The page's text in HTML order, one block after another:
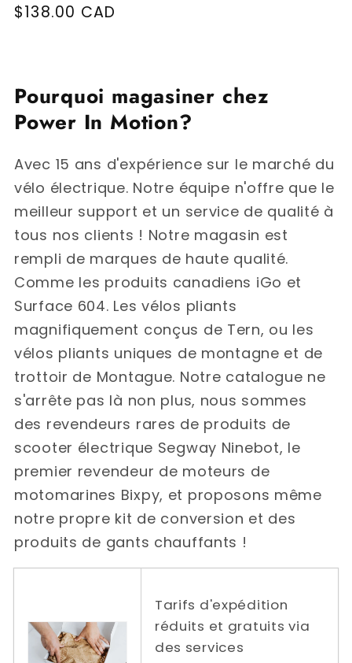
Prix habituel
$138.00 CAD
Pourquoi magasiner chez
Power In Motion?
Avec 15 ans d'expérience sur le marché du
vélo électrique. Notre équipe n'offre que le
meilleur support et un service de qualité à
tous nos clients ! Notre magasin est
rempli de marques de haute qualité.
Comme les produits canadiens iGo et
Surface 604. Les vélos pliants
magnifiquement conçus de Tern, ou les
vélos pliants uniques de montagne et de
trottoir de Montague. Notre catalogue ne
s'arrête pas là non plus, nous sommes
des revendeurs rares de produits de
scooter électrique Segway Ninebot, le
premier revendeur de moteurs de
motomarines Bixpy, et proposons même
notre propre kit de conversion et des
produits de gants chauffants !
Tarifs d'expédition
réduits et gratuits via
des services